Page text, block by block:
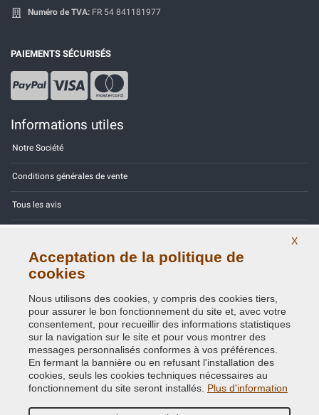
Numéro de TVA: FR 54 841181977
PAIEMENTS SÉCURISÉS
Informations utiles
Notre Société
Conditions générales de vente
Tous les avis
Contactez-nous
Politique de confidentialité - RGPD
Copyright © 2014 - 2026. All Rights Reserved.
X
Acceptation de la politique de
cookies
Nous utilisons des cookies, y compris des cookies tiers,
pour assurer le bon fonctionnement du site et, avec votre
consentement, pour recueillir des informations statistiques
sur la navigation sur le site et pour vous montrer des
messages personnalisés conformes à vos préférences.
En fermant la bannière ou en refusant l'installation des
cookies, seuls les cookies techniques nécessaires au
fonctionnement du site seront installés. Plus d'information